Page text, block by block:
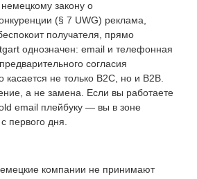
закону о
(§ 7 UWG) реклама,
получателя, прямо
однозначен: email и телефонная
согласия
не только B2C, но и B2B.
а не замена. Если вы работаете
email плейбуку — вы в зоне
первого дня.
компании не принимают